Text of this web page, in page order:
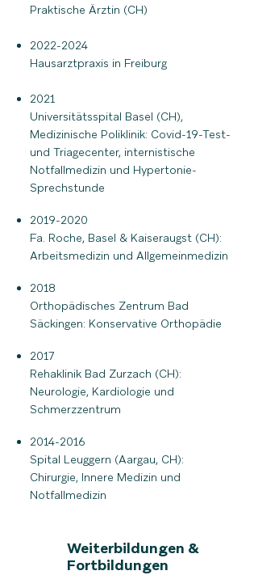
Praktische Ärztin (CH)
2022-2024
Hausarztpraxis in Freiburg
2021
Universitätsspital Basel (CH),
Medizinische Poliklinik: Covid-19-Test-
und Triagecenter, internistische
Notfallmedizin und Hypertonie-
Sprechstunde
2019-2020
Fa. Roche, Basel & Kaiseraugst (CH):
Arbeitsmedizin und Allgemeinmedizin
2018
Orthopädisches Zentrum Bad
Säckingen: Konservative Orthopädie
2017
Rehaklinik Bad Zurzach (CH):
Neurologie, Kardiologie und
Schmerzzentrum
2014-2016
Spital Leuggern (Aargau, CH):
Chirurgie, Innere Medizin und
Notfallmedizin
Weiterbildungen &
Fortbildungen